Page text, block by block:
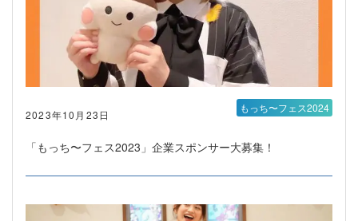
2023年10月23日
「もっち〜フェス2023」企業スポンサー大募集！
もっち〜フェス2024